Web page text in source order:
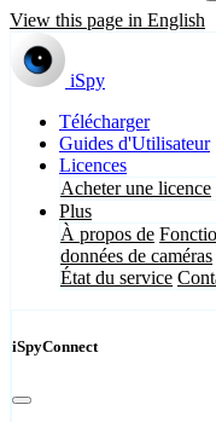
View this page in English
iSpy
Télécharger
Guides d'Utilisateur
Licences
Acheter une licence
Plus
À propos de
données de caméras
État du service
iSpyConnect